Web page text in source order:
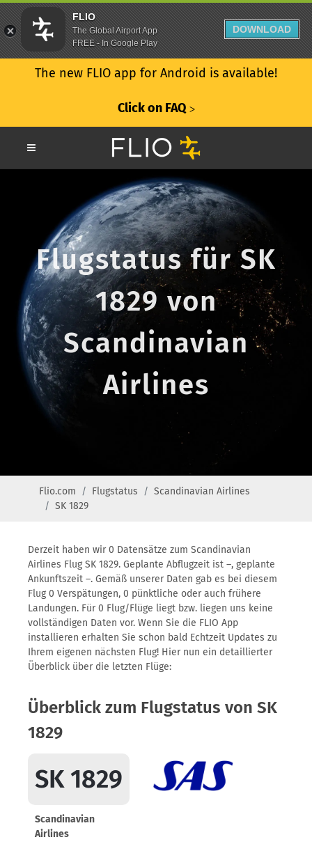
The new FLIO app for Android is available!
Click on FAQ ᐳ
Flugstatus für SK
1829 von
Scandinavian
Airlines
Flio.com Flugstatus
Scandinavian Airlines
SK 1829
Derzeit haben wir 0 Datensätze zum Scandinavian
Airlines Flug SK 1829. Geplante Abflugzeit ist –, geplante
Ankunftszeit –. Gemäß unserer Daten gab es bei diesem
Flug 0 Verspätungen, 0 pünktliche oder auch frühere
Landungen. Für 0 Flug/Flüge liegt bzw. liegen uns keine
vollständigen Daten vor. Wenn Sie die FLIO App
installieren erhalten Sie schon bald Echtzeit Updates zu
Ihrem eigenen nächsten Flug! Hier nun ein detaillierter
Überblick über die letzten Flüge:
Überblick zum Flugstatus von SK
1829
SK 1829
Scandinavian
Airlines
FLIO
The Global Airport App
FREE - In Google Play
DOWNLOAD